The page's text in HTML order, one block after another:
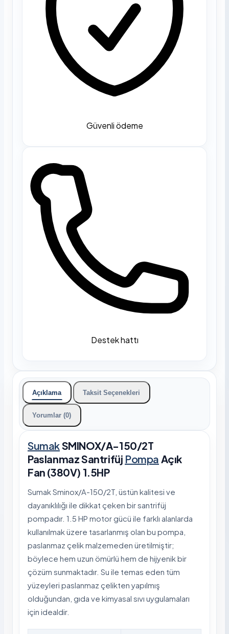
Güvenli ödeme
Destek hattı
Açıklama Taksit Seçenekleri
Yorumlar (0)
SumakSMINOX/A-150/2T
Paslanmaz Santrifüj Pompa Açık
Fan (380V) 1.5HP
Sumak Sminox/A-150/2T, üstün kalitesi ve
dayanıklılığı ile dikkat çeken bir santrifüj
pompadır. 1.5 HP motor gücü ile farklı alanlarda
kullanılmak üzere tasarlanmış olan bu pompa,
paslanmaz çelik malzemeden üretilmiştir;
böylece hem uzun ömürlü hem de hijyenik bir
çözüm sunmaktadır. Su ile temas eden tüm
yüzeyleri paslanmaz çelikten yapılmış
olduğundan, gıda ve kimyasal sıvı uygulamaları
için idealdir.